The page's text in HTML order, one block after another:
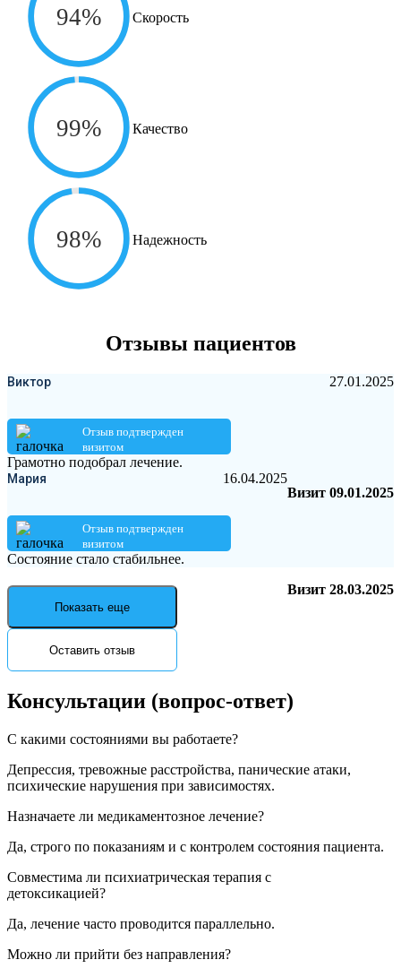
94% Скорость
99% Качество
98% Надежность
Отзывы пациентов
Виктор 27.01.2025
Отзыв подтвержден
визитом
Грамотно подобрал лечение.
Визит 09.01.2025
Мария 16.04.2025
Отзыв подтвержден
визитом
Состояние стало стабильнее.
Визит 28.03.2025
Показать еще
Оставить отзыв
Консультации (вопрос-ответ)
С какими состояниями вы работаете?
Депрессия, тревожные расстройства, панические атаки,
психические нарушения при зависимостях.
Назначаете ли медикаментозное лечение?
Да, строго по показаниям и с контролем состояния пациента.
Совместима ли психиатрическая терапия с
детоксикацией?
Да, лечение часто проводится параллельно.
Можно ли прийти без направления?